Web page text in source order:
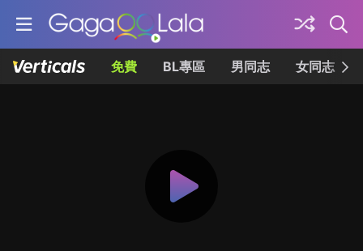
免費 BL專區 男同志 女同志